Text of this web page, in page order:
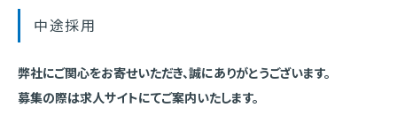
中途採用
弊社にご関心をお寄せいただき、誠にありがとうございます。
募集の際は求人サイトにてご案内いたします。